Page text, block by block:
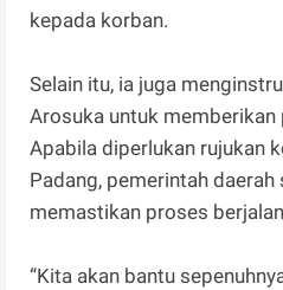
kepada korban.
Selain itu, ia juga
Arosuka untuk memberikan
Apabila diperlukan rujukan
Padang, pemerintah
memastikan proses
“Kita akan bantu